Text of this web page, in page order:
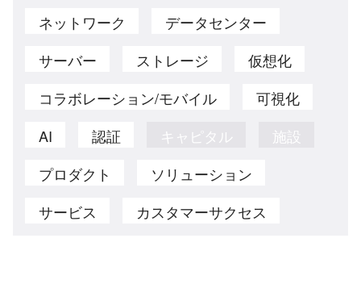
ネットワーク
データセンター
サーバー
ストレージ
仮想化
コラボレーション/モバイル
可視化
AI
認証 キャピタル
施設
プロダクト
ソリューション
サービス
カスタマーサクセス